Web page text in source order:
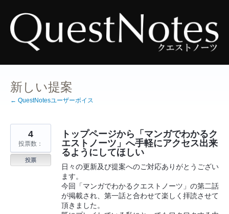
ン
テ
ン
ツ
新しい提案
← QuestNotesユーザーボイス
トップページから「マンガでわかるク
エストノーツ」へ手軽にアクセス出来
るようにしてほしい
日々の更新及び提案へのご対応ありがとうござい
ます。
今回「マンガでわかるクエストノーツ」の第二話
が掲載され、第一話と合わせて楽しく拝読させて
頂きました。
4
投票数：
投票